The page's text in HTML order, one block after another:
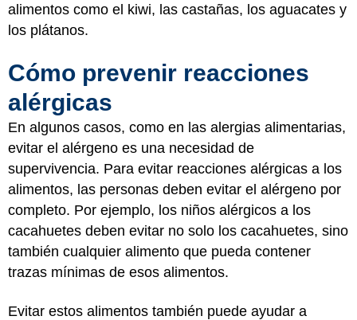
alimentos como el kiwi, las castañas, los aguacates y
los plátanos.
Cómo prevenir reacciones
alérgicas
En algunos casos, como en las alergias alimentarias,
evitar el alérgeno es una necesidad de
supervivencia. Para evitar reacciones alérgicas a los
alimentos, las personas deben evitar el alérgeno por
completo. Por ejemplo, los niños alérgicos a los
cacahuetes deben evitar no solo los cacahuetes, sino
también cualquier alimento que pueda contener
trazas mínimas de esos alimentos.
Evitar estos alimentos también puede ayudar a